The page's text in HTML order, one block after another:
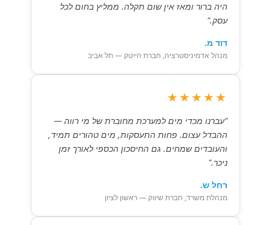
היה ברור ומאז אין שום תקלה. ממליץ בחום לכל
עסק."
דוד מ.
מנהל אדמיניסטרציה, חברת הייטק — תל אביב
★★★★★
"עברנו מכדי מים למערכת מחוברת של מי רווה —
ההבדל עצום. פחות התעסקות, מים טהורים תמיד,
והעובדים שמחים. גם החיסכון הכספי לאורך זמן
ניכר."
רחל ש.
מנהלת משרד, חברת שיווק — ראשון לציון